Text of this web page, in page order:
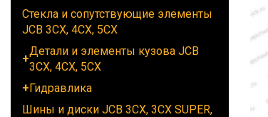
Стекла и сопутствующие элементы
JCB 3CX, 4CX, 5CX
Детали и элементы кузова JCB
3CX, 4CX, 5CX
Гидравлика
Шины и диски JCB 3CX, 3CX SUPER,